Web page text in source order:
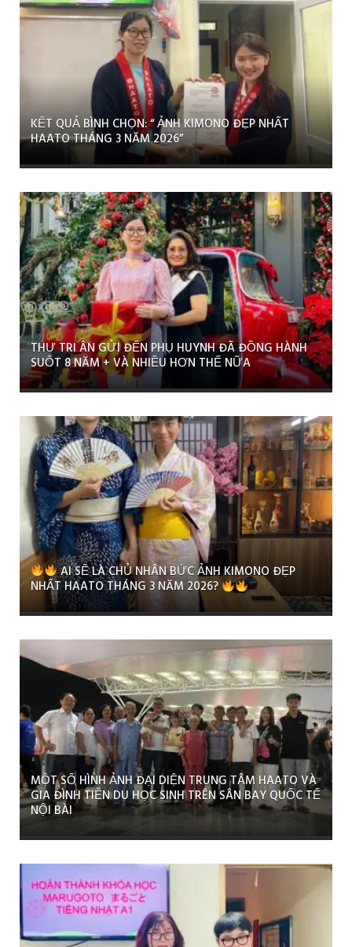
KẾT QUẢ BÌNH CHỌN: “ ẢNH KIMONO ĐẸP NHẤT
HAATO THÁNG 3 NĂM 2026”
THƯ TRI ÂN GỬI ĐẾN PHỤ HUYNH ĐÃ ĐỒNG HÀNH
SUỐT 8 NĂM + VÀ NHIỀU HƠN THẾ NỮA
AI SẼ LÀ CHỦ NHÂN BỨC ẢNH KIMONO ĐẸP
NHẤT HAATO THÁNG 3 NĂM 2026?
MỘT SỐ HÌNH ẢNH ĐẠI DIỆN TRUNG TÂM HAATO VÀ
GIA ĐÌNH TIỄN DU HỌC SINH TRÊN SÂN BAY QUỐC TẾ
NỘI BÀI